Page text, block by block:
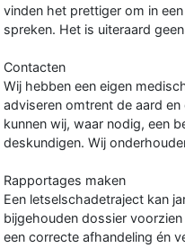
vinden het prettiger om in
spreken. Het is uiteraard
Contacten
Wij hebben een eigen
adviseren omtrent de aard
kunnen wij, waar nodig, een
deskundigen. Wij
Rapportages maken
Een letselschadetraject kan
bijgehouden dossier
een correcte afhandeling én